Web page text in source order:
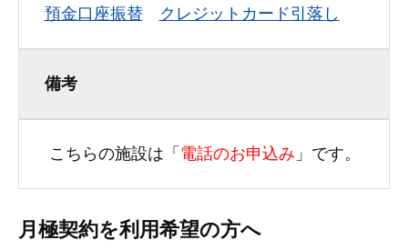
預金口座振替
クレジットカード引落し
備考
こちらの施設は「 電話のお申込み 」です。
月極契約を利用希望の方へ